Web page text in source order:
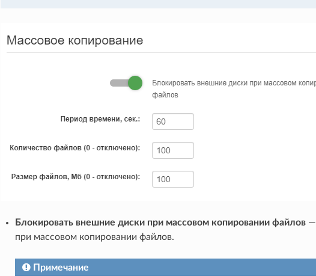
Блокировать внешние диски при массовом копировании файлов—
при массовом копировании файлов.
Примечание